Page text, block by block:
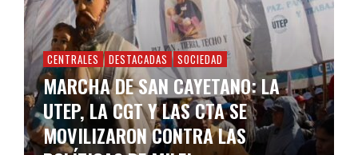
CENTRALES DESTACADAS SOCIEDAD
MARCHA DE SAN CAYETANO: LA
UTEP, LA CGT Y LAS CTA SE
MOVILIZARON CONTRA LAS